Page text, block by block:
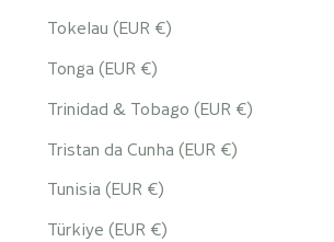
Tokelau (EUR €)
Tonga (EUR €)
Trinidad & Tobago (EUR €)
Tristan da Cunha (EUR €)
Tunisia (EUR €)
Türkiye (EUR €)